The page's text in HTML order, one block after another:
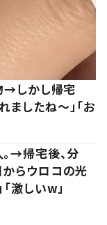
→しかし帰宅
したね～」「お
→帰宅後、分
らウロコの光
激しいw」